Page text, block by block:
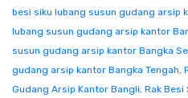
besi siku lubang susun gudang arsip
lubang susun gudang arsip kantor
susun gudang arsip kantor Bangka
gudang arsip kantor Bangka Tengah,
Gudang Arsip Kantor Bangli, Rak Besi